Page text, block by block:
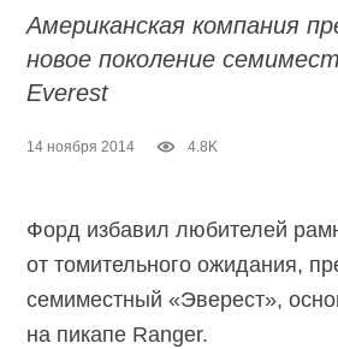
Американская компания
новое поколение
Everest
14 ноября 2014 4.8K
Форд избавил любителей
от томительного ожидания,
семиместный «Эверест»,
на пикапе Ranger.